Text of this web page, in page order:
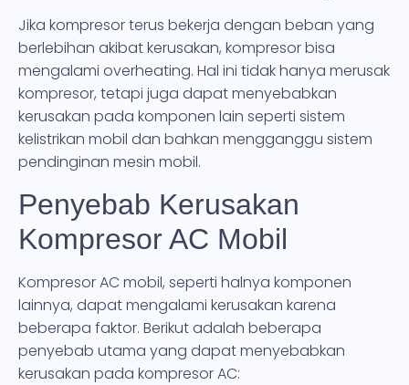
Jika kompresor terus bekerja dengan beban yang
berlebihan akibat kerusakan, kompresor bisa
mengalami overheating. Hal ini tidak hanya merusak
kompresor, tetapi juga dapat menyebabkan
kerusakan pada komponen lain seperti sistem
kelistrikan mobil dan bahkan mengganggu sistem
pendinginan mesin mobil.
Penyebab Kerusakan
Kompresor AC Mobil
Kompresor AC mobil, seperti halnya komponen
lainnya, dapat mengalami kerusakan karena
beberapa faktor. Berikut adalah beberapa
penyebab utama yang dapat menyebabkan
kerusakan pada kompresor AC: